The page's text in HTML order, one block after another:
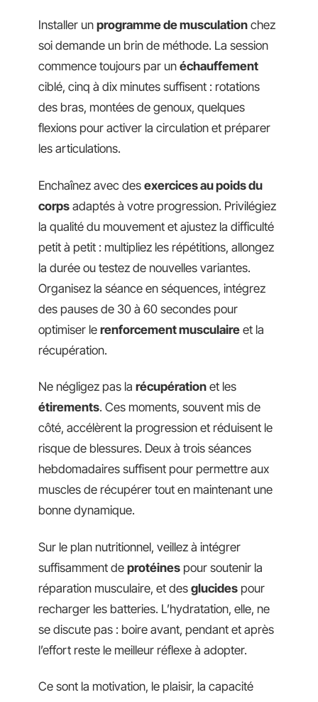
Installer un programme de musculation chez
soi demande un brin de méthode. La session
commence toujours par un échauffement
ciblé, cinq à dix minutes suffisent : rotations
des bras, montées de genoux, quelques
flexions pour activer la circulation et préparer
les articulations.
Enchaînez avec des exercices au poids du
corps adaptés à votre progression. Privilégiez
la qualité du mouvement et ajustez la difficulté
petit à petit : multipliez les répétitions, allongez
la durée ou testez de nouvelles variantes.
Organisez la séance en séquences, intégrez
des pauses de 30 à 60 secondes pour
optimiser le renforcement musculaire et la
récupération.
Ne négligez pas la récupération et les
étirements. Ces moments, souvent mis de
côté, accélèrent la progression et réduisent le
risque de blessures. Deux à trois séances
hebdomadaires suffisent pour permettre aux
muscles de récupérer tout en maintenant une
bonne dynamique.
Sur le plan nutritionnel, veillez à intégrer
suffisamment de protéines pour soutenir la
réparation musculaire, et des glucides pour
recharger les batteries. L’hydratation, elle, ne
se discute pas : boire avant, pendant et après
l’effort reste le meilleur réflexe à adopter.
Ce sont la motivation, le plaisir, la capacité